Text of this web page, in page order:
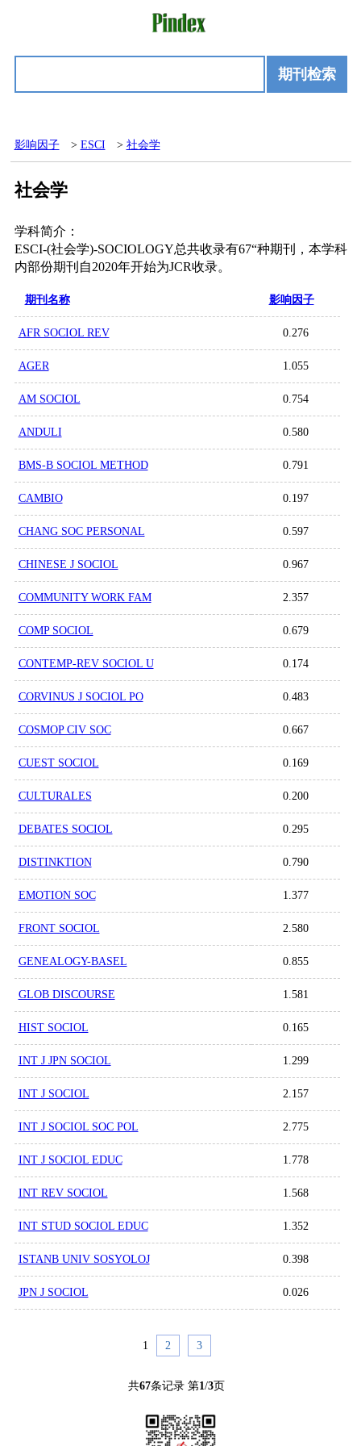
期刊检索
影响因子 > ESCI > 社会学
社会学
学科简介：
ESCI-(社会学)-SOCIOLOGY总共收录有67“种期刊，本学科
内部份期刊自2020年开始为JCR收录。
期刊名称 影响因子
AFR SOCIOL REV 0.276
AGER 1.055
AM SOCIOL 0.754
ANDULI 0.580
BMS-B SOCIOL METHOD 0.791
CAMBIO 0.197
CHANG SOC PERSONAL 0.597
CHINESE J SOCIOL 0.967
COMMUNITY WORK FAM 2.357
COMP SOCIOL 0.679
CONTEMP-REV SOCIOL U 0.174
CORVINUS J SOCIOL PO 0.483
COSMOP CIV SOC 0.667
CUEST SOCIOL 0.169
CULTURALES 0.200
DEBATES SOCIOL 0.295
DISTINKTION 0.790
EMOTION SOC 1.377
FRONT SOCIOL 2.580
GENEALOGY-BASEL 0.855
GLOB DISCOURSE 1.581
HIST SOCIOL 0.165
INT J JPN SOCIOL 1.299
INT J SOCIOL 2.157
INT J SOCIOL SOC POL 2.775
INT J SOCIOL EDUC 1.778
INT REV SOCIOL 1.568
INT STUD SOCIOL EDUC 1.352
ISTANB UNIV SOSYOLOJ 0.398
JPN J SOCIOL 0.026
1 2 3
共67条记录 第1/3页